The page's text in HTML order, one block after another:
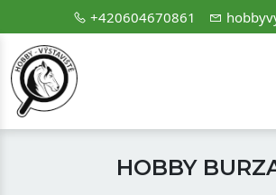
+420604670861
HOBBY